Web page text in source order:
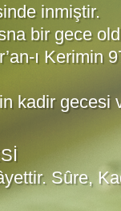
inmiştir.
bir gece
ı Kerimin
kadir gecesi
Sûre,